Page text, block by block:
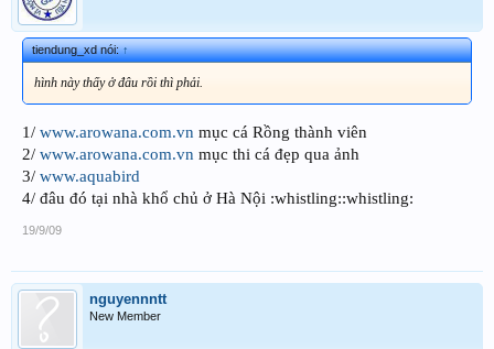
tiendung_xd nói:↑
hình này thấy ở đâu rồi thì phải.
1/ www.arowana.com.vn mục cá Rồng thành viên
2/ www.arowana.com.vn mục thi cá đẹp qua ảnh
3/ www.aquabird
4/ đâu đó tại nhà khổ chủ ở Hà Nội :whistling::whistling:
19/9/09
nguyennntt
New Member